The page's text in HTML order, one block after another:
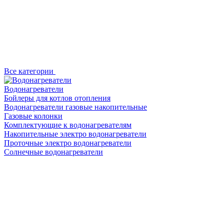
Все категории
Водонагреватели
Бойлеры для котлов отопления
Водонагреватели газовые накопительные
Газовые колонки
Комплектующие к водонагревателям
Накопительные электро водонагреватели
Проточные электро водонагреватели
Солнечные водонагреватели